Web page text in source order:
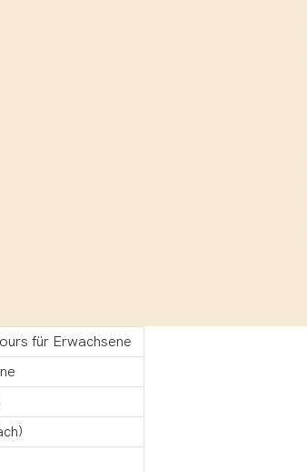
für Erwachsene